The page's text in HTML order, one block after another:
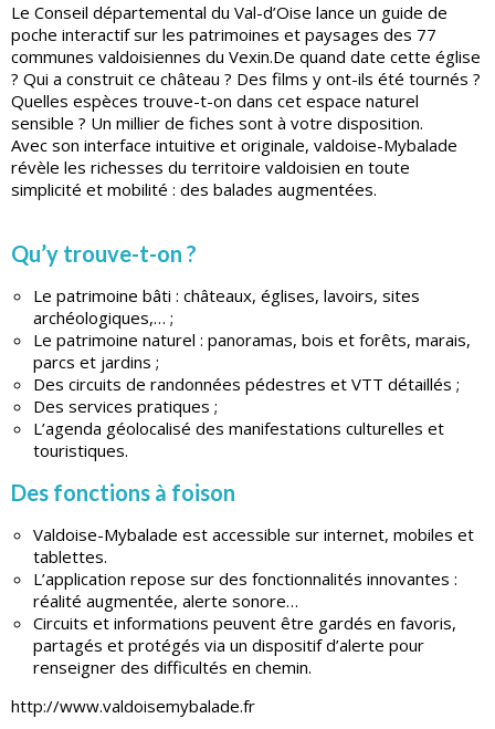
Le Conseil départemental du Val-d’Oise lance un guide de
poche interactif sur les patrimoines et paysages des 77
communes valdoisiennes du Vexin.De quand date cette église
? Qui a construit ce château ? Des films y ont-ils été tournés ?
Quelles espèces trouve-t-on dans cet espace naturel
sensible ? Un millier de fiches sont à votre disposition.
Avec son interface intuitive et originale, valdoise-Mybalade
révèle les richesses du territoire valdoisien en toute
simplicité et mobilité : des balades augmentées.
Qu’y trouve-t-on ?
Le patrimoine bâti : châteaux, églises, lavoirs, sites
archéologiques,… ;
Le patrimoine naturel : panoramas, bois et forêts, marais,
parcs et jardins ;
Des circuits de randonnées pédestres et VTT détaillés ;
Des services pratiques ;
L’agenda géolocalisé des manifestations culturelles et
touristiques.
Des fonctions à foison
Valdoise-Mybalade est accessible sur internet, mobiles et
tablettes.
L’application repose sur des fonctionnalités innovantes :
réalité augmentée, alerte sonore…
Circuits et informations peuvent être gardés en favoris,
partagés et protégés via un dispositif d’alerte pour
renseigner des difficultés en chemin.
http://www.valdoisemybalade.fr